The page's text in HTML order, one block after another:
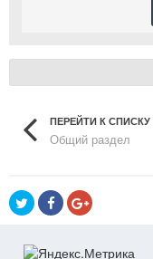
ПЕРЕЙТИ К СПИСКУ
Общий раздел